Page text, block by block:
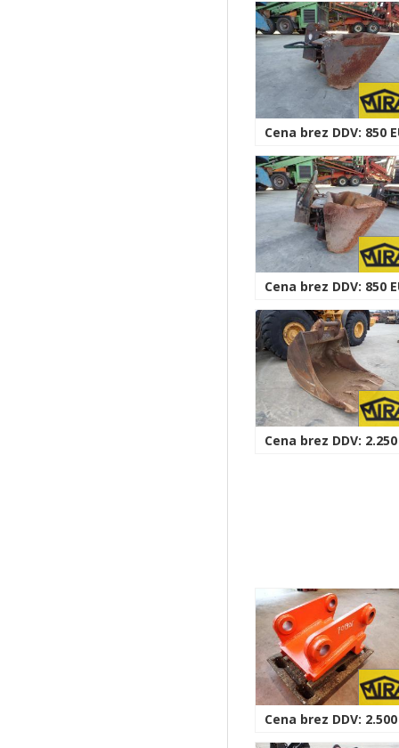
Cena brez DDV: 850
Cena brez DDV: 850
Cena brez DDV: 2.250
Cena brez DDV: 2.500